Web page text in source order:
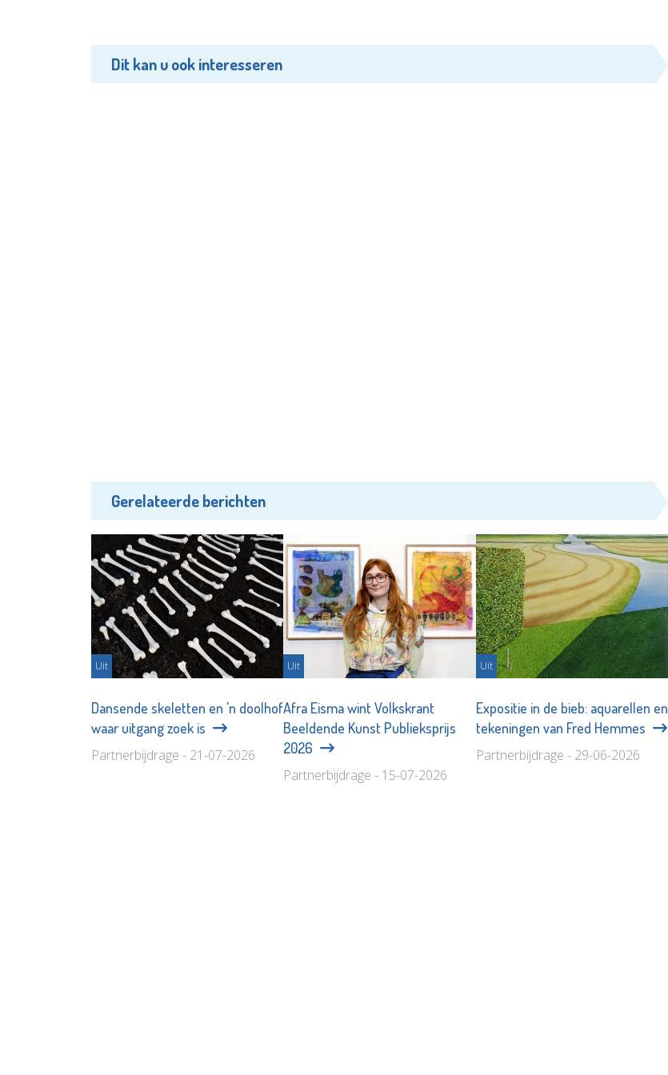
Dit kan u ook interesseren
Gerelateerde berichten
Uit
Dansende skeletten en 'n doolhof
waar uitgang zoek is
Partnerbijdrage - 21-07-2026
Uit
Afra Eisma wint Volkskrant
Beeldende Kunst Publieksprijs
2026
Partnerbijdrage - 15-07-2026
Uit
Expositie in de bieb: aquarellen en
tekeningen van Fred Hemmes
Partnerbijdrage - 29-06-2026